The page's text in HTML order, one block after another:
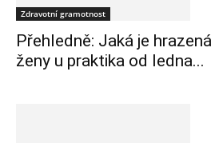
Zdravotní gramotnost
Přehledně: Jaká je
ženy u praktika od ledna...